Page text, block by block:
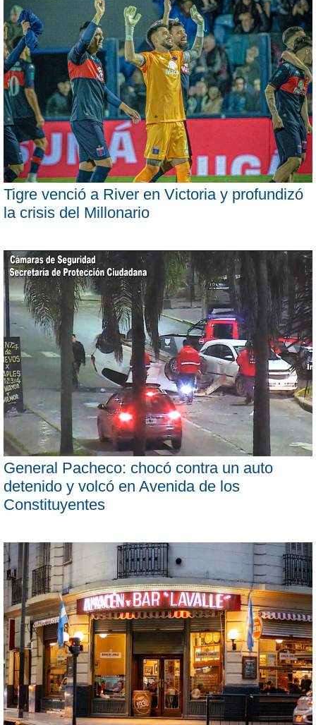
Tigre venció a River en Victoria y profundizó
la crisis del Millonario
General Pacheco: chocó contra un auto
detenido y volcó en Avenida de los
Constituyentes